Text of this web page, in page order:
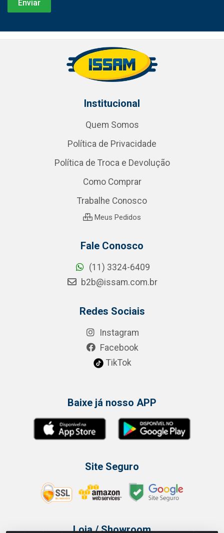
Institucional
Quem Somos
Política de Privacidade
Política de Troca e Devolução
Como Comprar
Trabalhe Conosco
Meus Pedidos
Fale Conosco
(11) 3324-6409
b2b@issam.com.br
Redes Sociais
Instagram
Facebook
TikTok
Baixe já nosso APP
Site Seguro
Loja / Showroom